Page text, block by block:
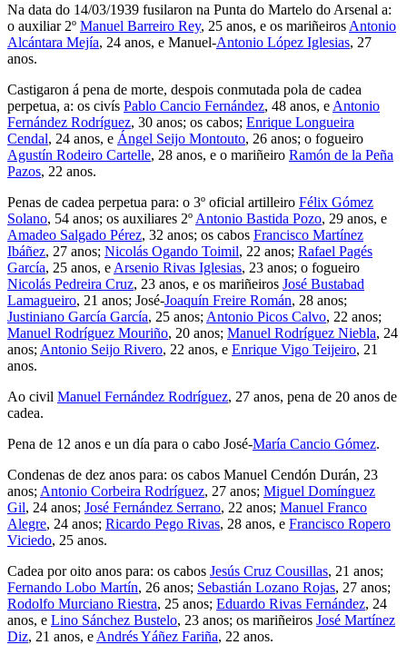
Na data do 14/03/1939 fusilaron na Punta do Martelo do Arsenal a:
o auxiliar 2º Manuel Barreiro Rey, 25 anos, e os mariñeiros Antonio
Alcántara Mejía, 24 anos, e Manuel-Antonio López Iglesias, 27
anos.
Castigaron á pena de morte, despois conmutada pola de cadea
perpetua, a: os civís Pablo Cancio Fernández, 48 anos, e Antonio
Fernández Rodríguez, 30 anos; os cabos; Enrique Longueira
Cendal, 24 anos, e Ángel Seijo Montouto, 26 anos; o fogueiro
Agustín Rodeiro Cartelle, 28 anos, e o mariñeiro Ramón de la Peña
Pazos, 22 anos.
Penas de cadea perpetua para: o 3º oficial artilleiro Félix Gómez
Solano, 54 anos; os auxiliares 2º Antonio Bastida Pozo, 29 anos, e
Amadeo Salgado Pérez, 32 anos; os cabos Francisco Martínez
Ibáñez, 27 anos; Nicolás Ogando Toimil, 22 anos; Rafael Pagés
García, 25 anos, e Arsenio Rivas Iglesias, 23 anos; o fogueiro
Nicolás Pedreira Cruz, 23 anos, e os mariñeiros José Bustabad
Lamagueiro, 21 anos; José-Joaquín Freire Román, 28 anos;
Justiniano García García, 25 anos; Antonio Picos Calvo, 22 anos;
Manuel Rodríguez Mouriño, 20 anos; Manuel Rodríguez Niebla, 24
anos; Antonio Seijo Rivero, 22 anos, e Enrique Vigo Teijeiro, 21
anos.
Ao civil Manuel Fernández Rodríguez, 27 anos, pena de 20 anos de
cadea.
Pena de 12 anos e un día para o cabo José-María Cancio Gómez.
Condenas de dez anos para: os cabos Manuel Cendón Durán, 23
anos; Antonio Corbeira Rodríguez, 27 anos; Miguel Domínguez
Gil, 24 anos; José Fernández Serrano, 22 anos; Manuel Franco
Alegre, 24 anos; Ricardo Pego Rivas, 28 anos, e Francisco Ropero
Viciedo, 25 anos.
Cadea por oito anos para: os cabos Jesús Cruz Cousillas, 21 anos;
Fernando Lobo Martín, 26 anos; Sebastián Lozano Rojas, 27 anos;
Rodolfo Murciano Riestra, 25 anos; Eduardo Rivas Fernández, 24
anos, e Lino Sánchez Bustelo, 23 anos; os mariñeiros José Martínez
Diz, 21 anos, e Andrés Yáñez Fariña, 22 anos.